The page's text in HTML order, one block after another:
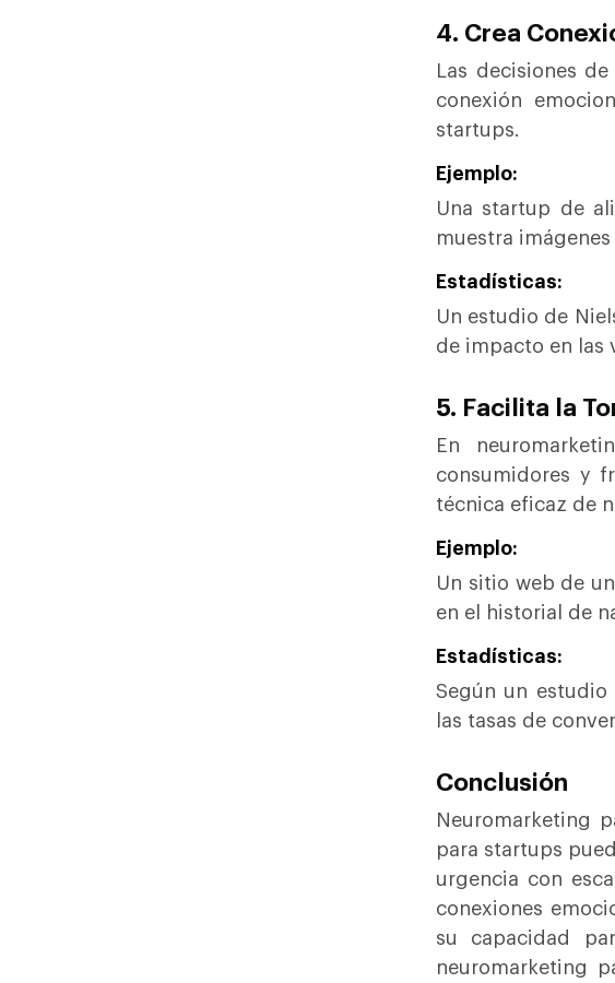
4. Crea
Las decisiones
conexión
startups.
Ejemplo:
Una startup de
muestra
Estadísticas:
Un estudio de
de impacto en las
5. Facilita la
En
consumidores y
técnica eficaz de
Ejemplo:
Un sitio web de
en el historial de
Estadísticas:
Según un estudio
las tasas de
Conclusión
Neuromarketing
para startups
urgencia con
conexiones
su capacidad
neuromarketing